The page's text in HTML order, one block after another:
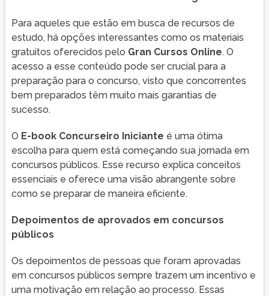
Para aqueles que estão em busca de recursos de
estudo, há opções interessantes como os materiais
gratuitos oferecidos pelo Gran Cursos Online. O
acesso a esse conteúdo pode ser crucial para a
preparação para o concurso, visto que concorrentes
bem preparados têm muito mais garantias de
sucesso.
O E-book Concurseiro Iniciante é uma ótima
escolha para quem está começando sua jornada em
concursos públicos. Esse recurso explica conceitos
essenciais e oferece uma visão abrangente sobre
como se preparar de maneira eficiente.
Depoimentos de aprovados em concursos
públicos
Os depoimentos de pessoas que foram aprovadas
em concursos públicos sempre trazem um incentivo e
uma motivação em relação ao processo. Essas